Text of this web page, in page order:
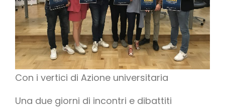
Con i vertici di Azione universitaria
Una due giorni di incontri e dibattiti